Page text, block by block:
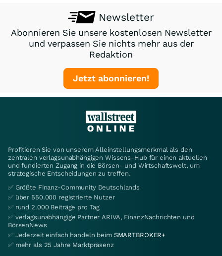
Newsletter
Abonnieren Sie unsere kostenlosen Newsletter
und verpassen Sie nichts mehr aus der
Redaktion
Jetzt abonnieren!
Profitieren Sie von unserem Alleinstellungsmerkmal als den
zentralen verlagsunabhängigen Wissens-Hub für einen aktuellen
und fundierten Zugang in die Börsen- und Wirtschaftswelt, um
strategische Entscheidungen zu treffen.
✅ Größte Finanz-Community Deutschlands
✅ über 550.000 registrierte Nutzer
✅ rund 2.000 Beiträge pro Tag
✅ verlagsunabhängige Partner ARIVA, FinanzNachrichten und
BörsenNews
✅ Jederzeit einfach handeln beim SMARTBROKER+
✅ mehr als 25 Jahre Marktpräsenz